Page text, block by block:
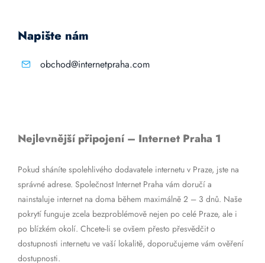
Napište nám
obchod@internetpraha.com
Nejlevnější připojení – Internet Praha 1
Pokud sháníte spolehlivého dodavatele internetu v Praze, jste na
správné adrese. Společnost Internet Praha vám doručí a
nainstaluje internet na doma během maximálně 2 – 3 dnů. Naše
pokrytí funguje zcela bezproblémově nejen po celé Praze, ale i
po blízkém okolí. Chcete-li se ovšem přesto přesvědčit o
dostupnosti internetu ve vaší lokalitě, doporučujeme vám ověření
dostupnosti.